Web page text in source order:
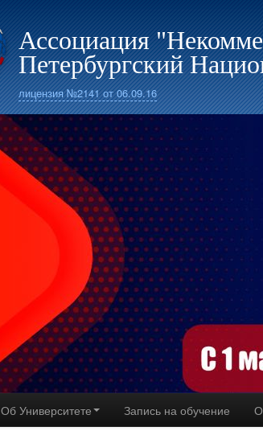
Ассоциация
Петербургский
лицензия №2141 от 06.09.16
Об Университете Запись на обучение